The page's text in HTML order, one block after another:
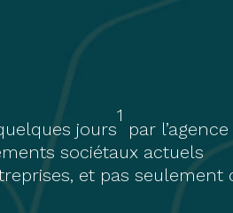
jours
1
par l’agence
sociétaux actuels
et pas seulement